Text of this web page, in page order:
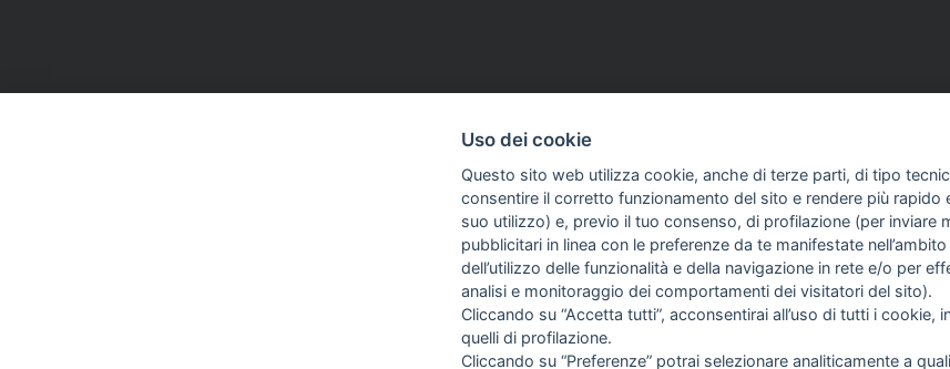
COME TI SENTI?
Uso dei cookie
Questo sito web utilizza cookie, anche di terze parti, di tipo
consentire il corretto funzionamento del sito e rendere più rapido
suo utilizzo) e, previo il tuo consenso, di profilazione (per inviare
pubblicitari in linea con le preferenze da te manifestate nell’ambito
dell’utilizzo delle funzionalità e della navigazione in rete e/o per
analisi e monitoraggio dei comportamenti dei visitatori del sito).
Cliccando su “Accetta tutti”, acconsentirai all’uso di tutti i cookie,
quelli di profilazione.
Cliccando su “Preferenze” potrai selezionare analiticamente a